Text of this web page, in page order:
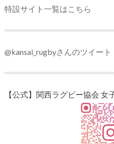
特設サイト一覧はこちら
@kansai_rugbyさんのツイート
【公式】関西ラグビー協会